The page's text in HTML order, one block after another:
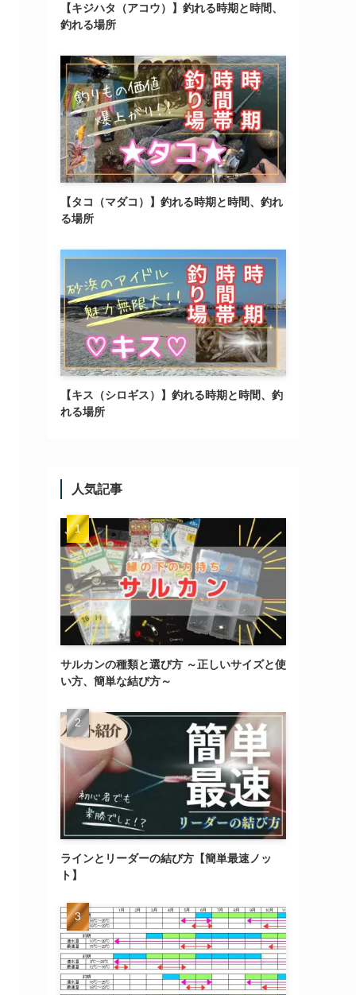
【キジハタ（アコウ）】釣れる時期と時間、
釣れる場所
【タコ（マダコ）】釣れる時期と時間、釣れ
る場所
【キス（シロギス）】釣れる時期と時間、釣
れる場所
人気記事
サルカンの種類と選び方 ～正しいサイズと使
い方、簡単な結び方～
ラインとリーダーの結び方【簡単最速ノッ
ト】